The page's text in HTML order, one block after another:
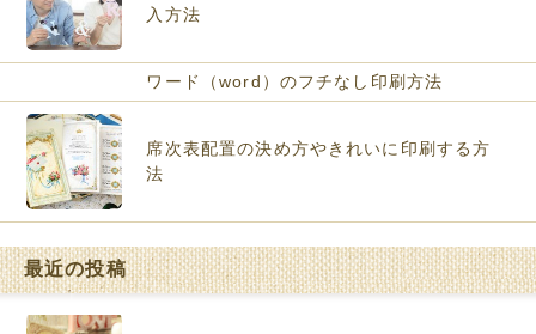
入方法
ワード（word）のフチなし印刷方法
席次表配置の決め方やきれいに印刷する方
法
最近の投稿